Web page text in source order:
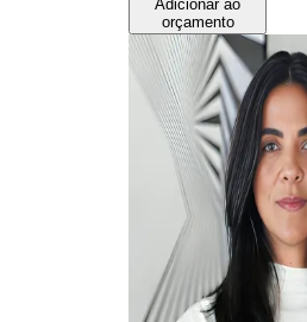
Adicionar ao
orçamento